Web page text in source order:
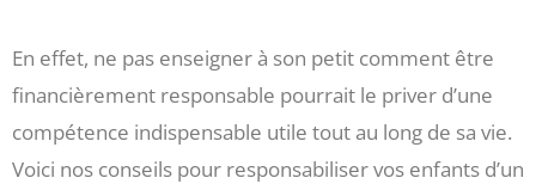
En effet, ne pas enseigner à son petit comment être
financièrement responsable pourrait le priver d’une
compétence indispensable utile tout au long de sa vie.
Voici nos conseils pour responsabiliser vos enfants d’un